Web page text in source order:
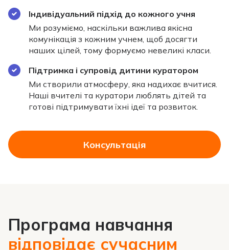
Індивідуальний підхід до кожного учня
Ми розуміємо, наскільки важлива якісна
комунікація з кожним учнем, щоб досягти
наших цілей, тому формуємо невеликі класи.
Підтримка і супровід дитини куратором
Ми створили атмосферу, яка надихає вчитися.
Наші вчителі та куратори люблять дітей та
готові підтримувати їхні ідеї та розвиток.
Консультація
Програма навчання
відповідає сучасним